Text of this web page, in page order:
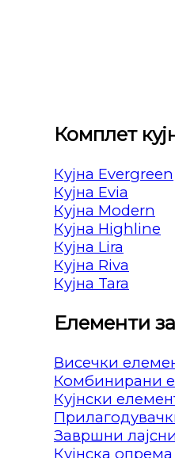
Комплет
Кујна Evergreen
Кујна Evia
Кујна Modern
Кујна Highline
Кујна Lira
Кујна Riva
Кујна Tara
Елементи
Висечки
Комбинирани
Кујнски
Завршни лајсни
Кујнска опрема